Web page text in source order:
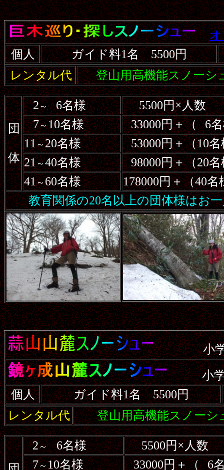
個人
ガイド料1名 5500円
レンタル代
登山用高機能スノーシ
団
体
2～ 6名様
5500円×人数
7～10名様 33000円＋（
6
11～20名様
53000円＋（10
21～40名様
98000円＋（20
41～60名様
178000円＋（40
教育関係の20名以上の団体様はお
小
小
個人
ガイド料1名 5500円
レンタル代
登山用高機能スノーシ
2～6名様
5500円×人数
7～10名様 33000円＋（ 6